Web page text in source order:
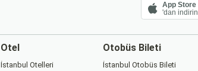
App Store
'dan indirin
Otel
İstanbul Otelleri
Otobüs Bileti
İstanbul Otobüs Bileti